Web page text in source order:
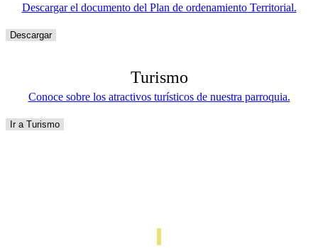
Descargar el documento del Plan de ordenamiento Territorial.
Descargar
Turismo
Conoce sobre los atractivos turísticos de nuestra parroquia.
Ir a Turismo